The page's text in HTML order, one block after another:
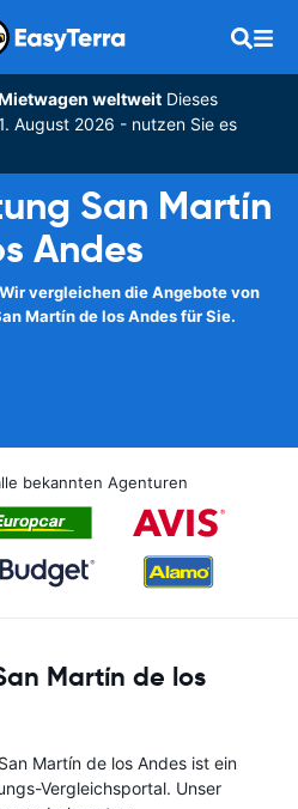
weltweitDieses
August 2026 - nutzen Sie es
San Martín
Andes
vergleichen die Angebote von
Martín de los Andes für Sie.
bekannten Agenturen
Martín de los
Martín de los Andes ist ein
Vergleichsportal. Unser